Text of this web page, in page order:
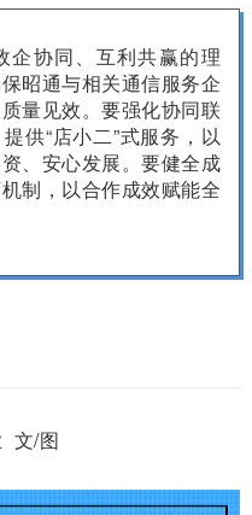
企协同、互利共赢的理
昭通与相关通信服务企
量见效。要强化协同联
供“店小二”式服务，以
、安心发展。要健全成
制，以合作成效赋能全
文/图